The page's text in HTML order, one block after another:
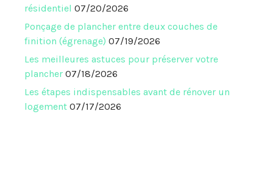
résidentiel 07/20/2026
Ponçage de plancher entre deux couches de
finition (égrenage) 07/19/2026
Les meilleures astuces pour préserver votre
plancher 07/18/2026
Les étapes indispensables avant de rénover un
logement 07/17/2026